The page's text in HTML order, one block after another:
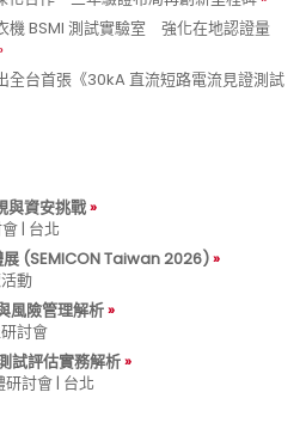
機 BSMI 測試實驗室 強化在地認證量
全台首張《30kA 直流短路電流見證測試
與資安挑戰
| 台北
(SEMICON Taiwan 2026)
動
風險管理解析
討會
試評估實務解析
討會 | 台北